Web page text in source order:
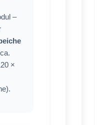
–
×